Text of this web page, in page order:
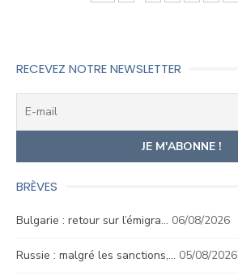
RECEVEZ NOTRE NEWSLETTER
BRÈVES
Bulgarie : retour sur l’émigra… 06/08/2026
Russie : malgré les sanctions,… 05/08/2026